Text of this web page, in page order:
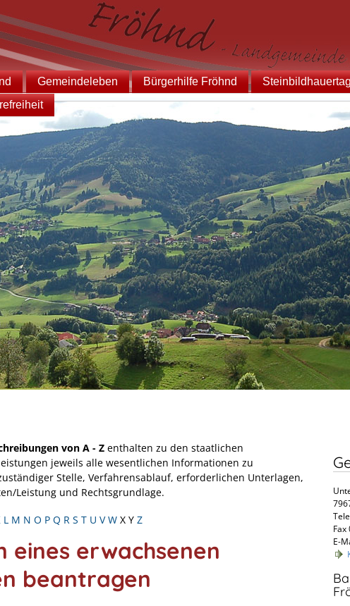
Gemeindeleben Bürgerhilfe Fröhnd
von A - Z enthalten zu den staatlichen
jeweils alle wesentlichen Informationen zu
Stelle, Verfahrensablauf, erforderlichen Unterlagen,
Leistung und Rechtsgrundlage.
L M N O P Q R S T U V W X Y Z
eines erwachsenen
beantragen
E-